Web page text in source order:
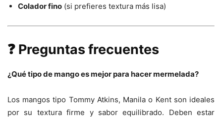
Colador fino (si prefieres textura más lisa)
❓ Preguntas frecuentes
¿Qué tipo de mango es mejor para hacer mermelada?
Los mangos tipo Tommy Atkins, Manila o Kent son ideales
por su textura firme y sabor equilibrado. Deben estar